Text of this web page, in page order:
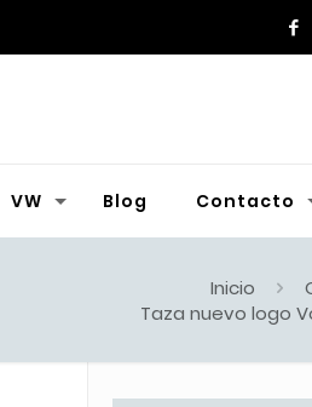
VW Blog Contacto
Inicio
Taza nuevo logo